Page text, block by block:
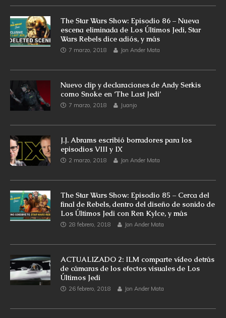
The Star Wars Show: Episodio 86 – Nueva
escena eliminada de Los Últimos Jedi, Star
Wars Rebels dice adiós, y más
7 marzo, 2018 Jon Ander Mata
Nuevo clip y declaraciones de Andy Serkis
como Snoke en ‘The Last Jedi’
7 marzo, 2018 Juanjo
J.J. Abrams escribió borradores para los
episodios VIII y IX
2 marzo, 2018 Jon Ander Mata
The Star Wars Show: Episodio 85 – Cerca del
final de Rebels, dentro del diseño de sonido de
Los Últimos Jedi con Ren Kylce, y más
28 febrero, 2018 Jon Ander Mata
ACTUALIZADO 2: ILM comparte vídeo detrás
de cámaras de los efectos visuales de Los
Últimos Jedi
26 febrero, 2018 Jon Ander Mata